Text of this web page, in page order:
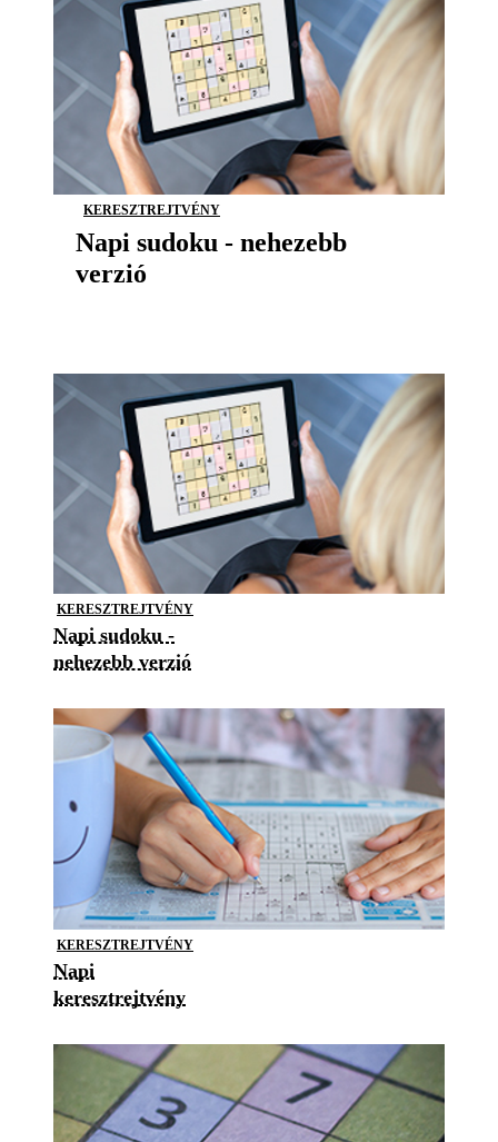
KERESZTREJTVÉNY
Napi sudoku - nehezebb
verzió
KERESZTREJTVÉNY
Napi sudoku -
nehezebb verzió
KERESZTREJTVÉNY
Napi
keresztrejtvény